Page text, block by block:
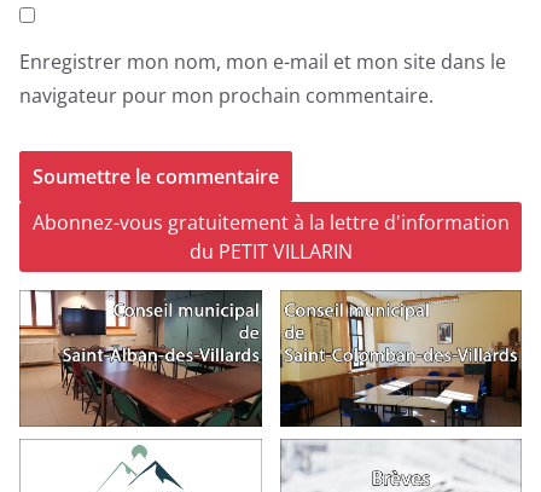
Enregistrer mon nom, mon e-mail et mon site dans le
navigateur pour mon prochain commentaire.
Abonnez-vous gratuitement à la lettre d'information
du PETIT VILLARIN